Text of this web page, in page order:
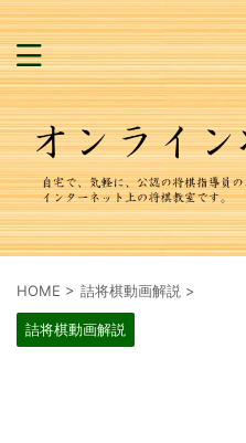
HOME > 詰将棋動画解説 >
詰将棋動画解説